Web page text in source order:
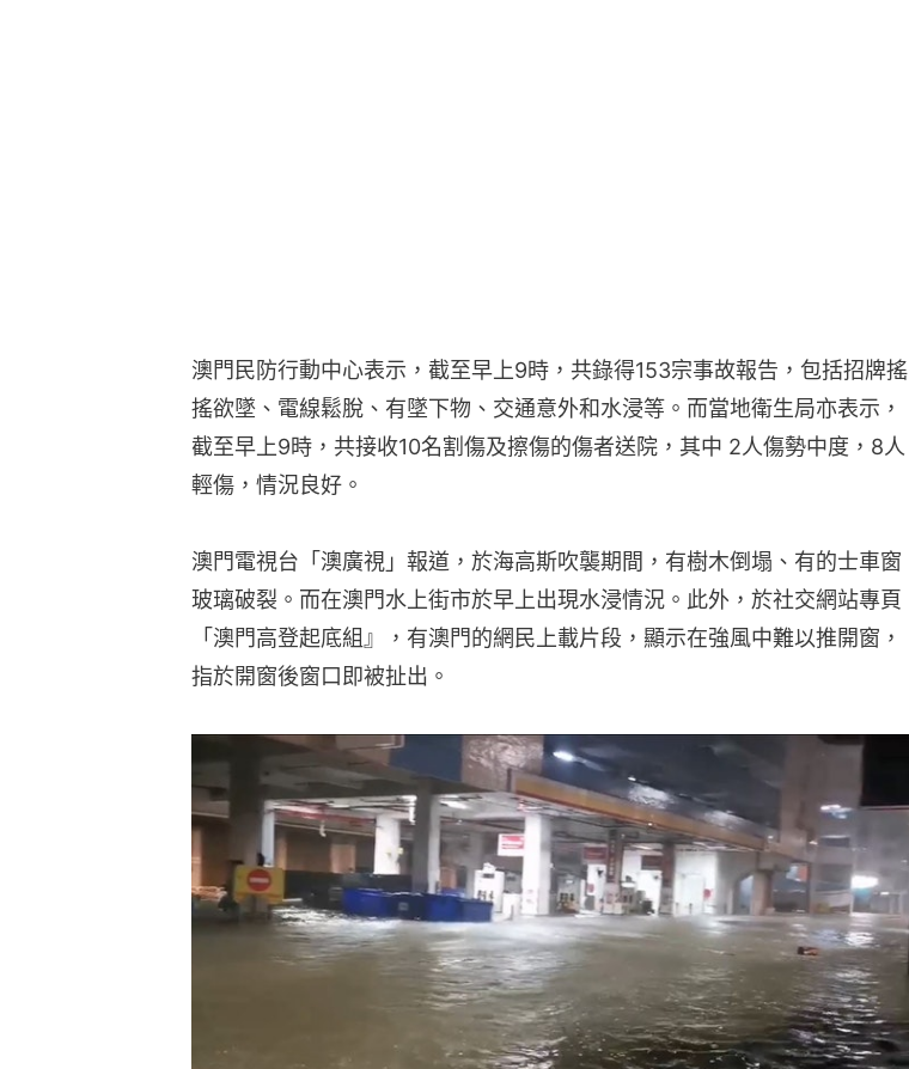
澳門民防行動中心表示，截至早上9時，共錄得153宗事故報告，包括招牌搖
搖欲墜、電線鬆脫、有墜下物、交通意外和水浸等。而當地衛生局亦表示，
截至早上9時，共接收10名割傷及擦傷的傷者送院，其中 2人傷勢中度，8人
輕傷，情況良好。
澳門電視台「澳廣視」報道，於海高斯吹襲期間，有樹木倒塌、有的士車窗
玻璃破裂。而在澳門水上街市於早上出現水浸情況。此外，於社交網站專頁
「澳門高登起底組』，有澳門的網民上載片段，顯示在強風中難以推開窗，
指於開窗後窗口即被扯出。